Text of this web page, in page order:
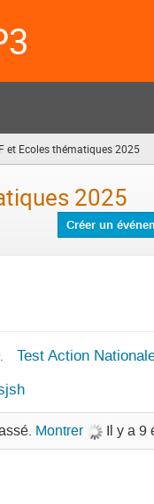
et Ecoles thématiques 2025
2025
Créer un
Test Action
Montrer Il y a 9